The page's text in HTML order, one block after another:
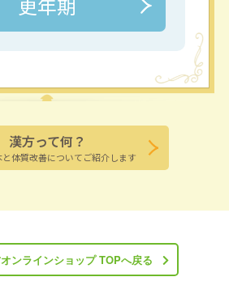
漢方って何？
体質改善についてご紹介します
ンラインショップ TOPへ戻る